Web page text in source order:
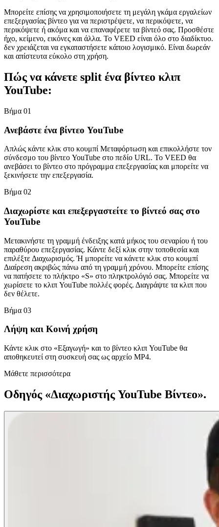
Μπορείτε επίσης να χρησιμοποιήσετε τη μεγάλη γκάμα εργαλείων
επεξεργασίας βίντεο για να περιστρέψετε, να περικόψετε, να
περικόψετε ή ακόμα και να επαναφέρετε τα βίντεό σας. Προσθέστε
ήχο, κείμενο, εικόνες και άλλα. Το VEED είναι όλο στο διαδίκτυο.
δεν χρειάζεται να εγκαταστήσετε κάποιο λογισμικό. Είναι δωρεάν
και απίστευτα εύκολο στη χρήση.
Πώς να κάνετε split ένα βίντεο κλιπ
YouTube:
Βήμα 01
Ανεβάστε ένα βίντεο YouTube
Απλώς κάντε κλικ στο κουμπί Μεταφόρτωση και επικολλήστε τον
σύνδεσμο του βίντεο YouTube στο πεδίο URL. Το VEED θα
ανεβάσει το βίντεο στο πρόγραμμα επεξεργασίας και μπορείτε να
ξεκινήσετε την επεξεργασία.
Βήμα 02
Διαχωρίστε και επεξεργαστείτε το βίντεό σας στο
YouTube
Μετακινήστε τη γραμμή ένδειξης κατά μήκος του σεναρίου ή του
παραθύρου επεξεργασίας. Κάντε δεξί κλικ στην τοποθεσία και
επιλέξτε Διαχωρισμός. Ή μπορείτε να κάνετε κλικ στο κουμπί
Διαίρεση ακριβώς πάνω από τη γραμμή χρόνου. Μπορείτε επίσης
να πατήσετε το πλήκτρο «S» στο πληκτρολόγιό σας. Μπορείτε να
χωρίσετε το κλιπ YouTube πολλές φορές. Διαγράψτε τα κλιπ που
δεν θέλετε.
Βήμα 03
Λήψη και Κοινή χρήση
Κάντε κλικ στο «Εξαγωγή» και το βίντεο κλιπ YouTube θα
αποθηκευτεί στη συσκευή σας ως αρχείο MP4.
Μάθετε περισσότερα
Οδηγός «Διαχωριστής YouTube Βίντεο».